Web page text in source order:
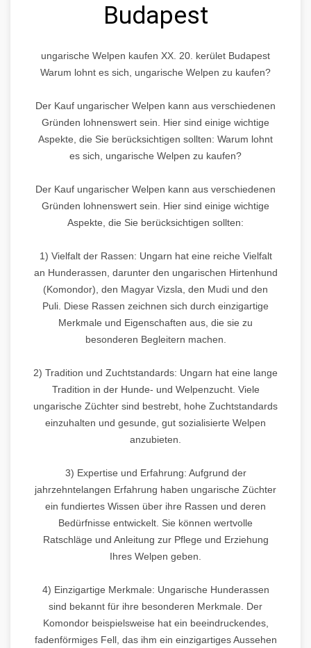
Budapest
ungarische Welpen kaufen XX. 20. kerület Budapest
Warum lohnt es sich, ungarische Welpen zu kaufen?
Der Kauf ungarischer Welpen kann aus verschiedenen
Gründen lohnenswert sein. Hier sind einige wichtige
Aspekte, die Sie berücksichtigen sollten: Warum lohnt
es sich, ungarische Welpen zu kaufen?
Der Kauf ungarischer Welpen kann aus verschiedenen
Gründen lohnenswert sein. Hier sind einige wichtige
Aspekte, die Sie berücksichtigen sollten:
1) Vielfalt der Rassen: Ungarn hat eine reiche Vielfalt
an Hunderassen, darunter den ungarischen Hirtenhund
(Komondor), den Magyar Vizsla, den Mudi und den
Puli. Diese Rassen zeichnen sich durch einzigartige
Merkmale und Eigenschaften aus, die sie zu
besonderen Begleitern machen.
2) Tradition und Zuchtstandards: Ungarn hat eine lange
Tradition in der Hunde- und Welpenzucht. Viele
ungarische Züchter sind bestrebt, hohe Zuchtstandards
einzuhalten und gesunde, gut sozialisierte Welpen
anzubieten.
3) Expertise und Erfahrung: Aufgrund der
jahrzehntelangen Erfahrung haben ungarische Züchter
ein fundiertes Wissen über ihre Rassen und deren
Bedürfnisse entwickelt. Sie können wertvolle
Ratschläge und Anleitung zur Pflege und Erziehung
Ihres Welpen geben.
4) Einzigartige Merkmale: Ungarische Hunderassen
sind bekannt für ihre besonderen Merkmale. Der
Komondor beispielsweise hat ein beeindruckendes,
fadenförmiges Fell, das ihm ein einzigartiges Aussehen